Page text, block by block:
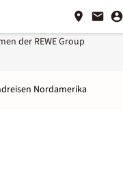
der REWE Group
Nordamerika